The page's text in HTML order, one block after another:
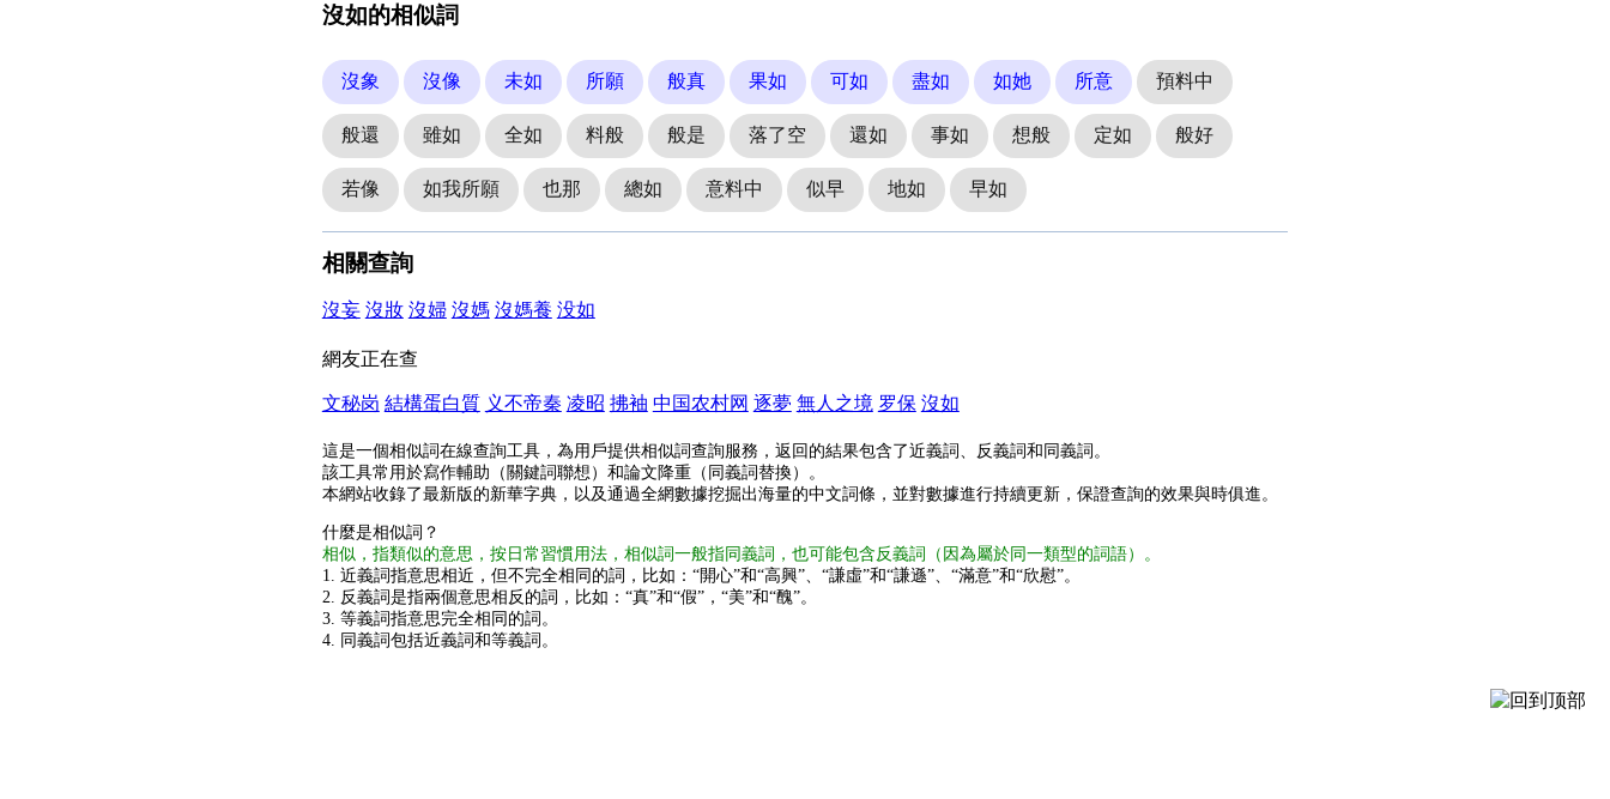
沒如的相似詞
沒象 沒像 未如 所願 般真 果如 可如 盡如 如她 所意 預料中
般還 雖如 全如 料般 般是 落了空 還如 事如 想般 定如 般好
若像 如我所願 也那 總如 意料中 似早 地如 早如
相關查詢
沒妄 沒妝 沒婦 沒媽 沒媽養 没如
網友正在查
文秘岗 結構蛋白質 义不帝秦 凌昭 拂袖 中国农村网 逐夢 無人之境 罗保 沒如
這是一個相似詞在線查詢工具，為用戶提供相似詞查詢服務，返回的結果包含了近義詞、反義詞和同義詞。
該工具常用於寫作輔助（關鍵詞聯想）和論文降重（同義詞替換）。
本網站收錄了最新版的新華字典，以及通過全網數據挖掘出海量的中文詞條，並對數據進行持續更新，保證查詢的效果與時俱進。
什麼是相似詞？
相似，指類似的意思，按日常習慣用法，相似詞一般指同義詞，也可能包含反義詞（因為屬於同一類型的詞語）。
1. 近義詞指意思相近，但不完全相同的詞，比如：“開心”和“高興”、“謙虛”和“謙遜”、“滿意”和“欣慰”。
2. 反義詞是指兩個意思相反的詞，比如：“真”和“假”，“美”和“醜”。
3. 等義詞指意思完全相同的詞。
4. 同義詞包括近義詞和等義詞。